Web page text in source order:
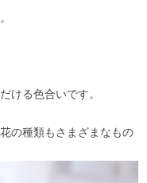
ける色合いです。
の種類もさまざまなもの